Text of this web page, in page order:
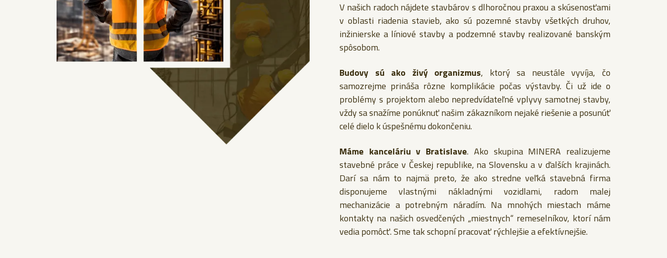
V našich radoch nájdete stavbárov s dlhoročnou praxou a skúsenosťami
v oblasti riadenia stavieb, ako sú pozemné stavby všetkých druhov,
inžinierske a líniové stavby a podzemné stavby realizované banským
spôsobom.
Budovy sú ako živý organizmus, ktorý sa neustále vyvíja, čo
samozrejme prináša rôzne komplikácie počas výstavby. Či už ide o
problémy s projektom alebo nepredvídateľné vplyvy samotnej stavby,
vždy sa snažíme ponúknuť našim zákazníkom nejaké riešenie a posunúť
celé dielo k úspešnému dokončeniu.
Máme kanceláriu v Bratislave. Ako skupina MINERA realizujeme
stavebné práce v Českej republike, na Slovensku a v ďalších krajinách.
Darí sa nám to najmä preto, že ako stredne veľká stavebná firma
disponujeme vlastnými nákladnými vozidlami, radom malej
mechanizácie a potrebným náradím. Na mnohých miestach máme
kontakty na našich osvedčených „miestnych“ remeselníkov, ktorí nám
vedia pomôcť. Sme tak schopní pracovať rýchlejšie a efektívnejšie.